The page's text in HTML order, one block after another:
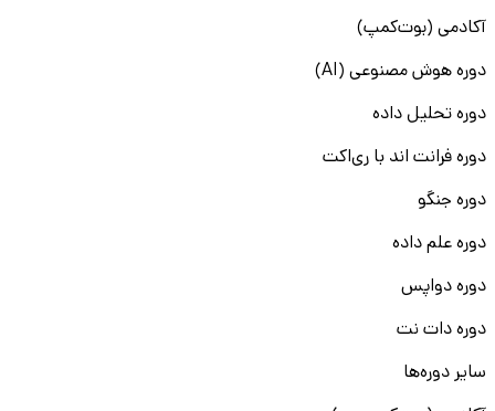
آکادمی (بوت‌کمپ)
دوره هوش مصنوعی (AI)
دوره تحلیل داده
دوره فرانت اند با ری‌اکت
دوره جنگو
دوره علم داده
دوره دواپس
دوره دات نت
سایر دوره‌ها